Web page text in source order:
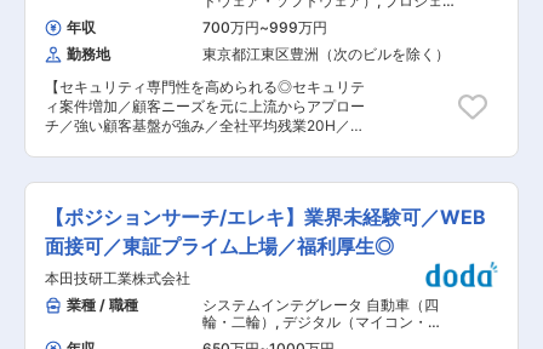
支援などを行っています。 ・キヤノンマーケティ
ングジャパングループ全体のITソリューション事
業では、3,000億円の売上高を目指しています。
当社はその中核を担っています。 変更の範囲：会
社の定める業務
業務支援システム開発における、要件定義〜保守
までの一連工程を担当します。 ・要件定義、設
計、開発、テスト、保守まで一貫対応 ・小規模〜
中規模のプロジェクトにおけるチーム開発 ・工場
向け業務システム（出荷管理、検査支援など）の
開発 ・海外拠点との連携によるグローバル案件も
あり ・住友電工グループ内でのユーザー折衝・改
善提案 ■働き方 ・自社オフィスまたはグループ
社員が一緒に働いています。 ・平均残業時間：月
20時間以下 ・週3日までのリモート勤務可 ・フ
レックスタイム制度あり ■魅力 ・客先常駐から
脱却し、自社またはグループ内での安定勤務が可
能 ・住友電工グループの一員として、大手企業な
らではの福利厚生・教育制度が充実 ・若手でも上
流工程から関われるため、キャリアの幅が広がる
トマネージャー（インフラ） セキュリ
ティコンサルタント・アナリスト
年収 700万円~999万円
勤務地
東京都江東区豊洲（次のビルを除く）
【セキュリティ専門性を高められる◎セキュリテ
ィ案件増加／顧客ニーズを元に上流からアプロー
チ／強い顧客基盤が強み／全社平均残業20H／ワ
の増加を背景に、2025年度よりセキュリティに
関連するソリューションの提供を強化していく中
で、セキュリティを中心としたインフラ領域の体
制強化を進めています。 ・当社のSEは顧客提
案・要件定義から導入・デリバリー迄を一気通貫
で対応しています。 以下業務を中心に今までのご
経験により対応業務を検討いたします。 ■業務内
容詳細： ・SE職としてセキュリティを中心とし
たインフラ領域のPJリード ・顧客ニーズに基づ
【ポジションサーチ/エレキ】業界未経験可／WEB
面接可／東証プライム上場／福利厚生◎
本田技研工業株式会社
業種 / 職種
システムインテグレータ 自動車（四
輪・二輪） , デジタル（マイコン・
CPU・DSP） 製品企画・プロジェクト